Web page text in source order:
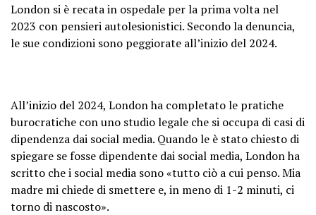
London si è recata in ospedale per la prima volta nel
2023 con pensieri autolesionistici. Secondo la denuncia,
le sue condizioni sono peggiorate all’inizio del 2024.
All’inizio del 2024, London ha completato le pratiche
burocratiche con uno studio legale che si occupa di casi di
dipendenza dai social media. Quando le è stato chiesto di
spiegare se fosse dipendente dai social media, London ha
scritto che i social media sono «tutto ciò a cui penso. Mia
madre mi chiede di smettere e, in meno di 1-2 minuti, ci
torno di nascosto».